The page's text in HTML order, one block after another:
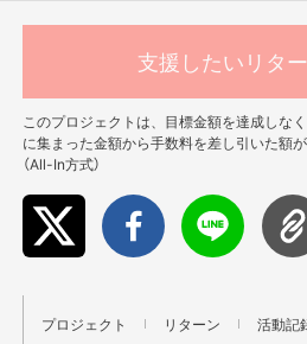
支援したいリタ
このプロジェクトは、目標金額を達成しなく
に集まった金額から手数料を差し引いた額
（All-In方式）
プロジェクト リターン 活動記